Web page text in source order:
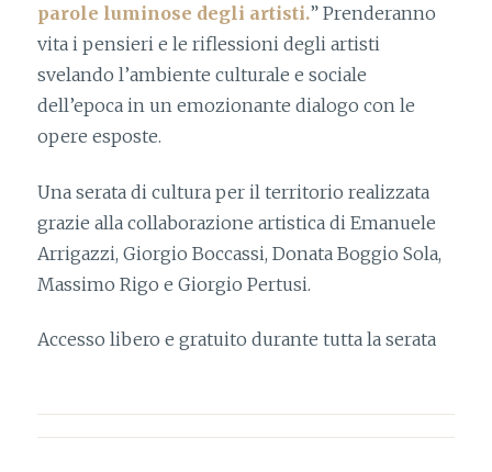
parole luminose degli artisti.” Prenderanno
vita i pensieri e le riflessioni degli artisti
svelando l’ambiente culturale e sociale
dell’epoca in un emozionante dialogo con le
opere esposte.
Una serata di cultura per il territorio realizzata
grazie alla collaborazione artistica di Emanuele
Arrigazzi, Giorgio Boccassi, Donata Boggio Sola,
Massimo Rigo e Giorgio Pertusi.
Accesso libero e gratuito durante tutta la serata